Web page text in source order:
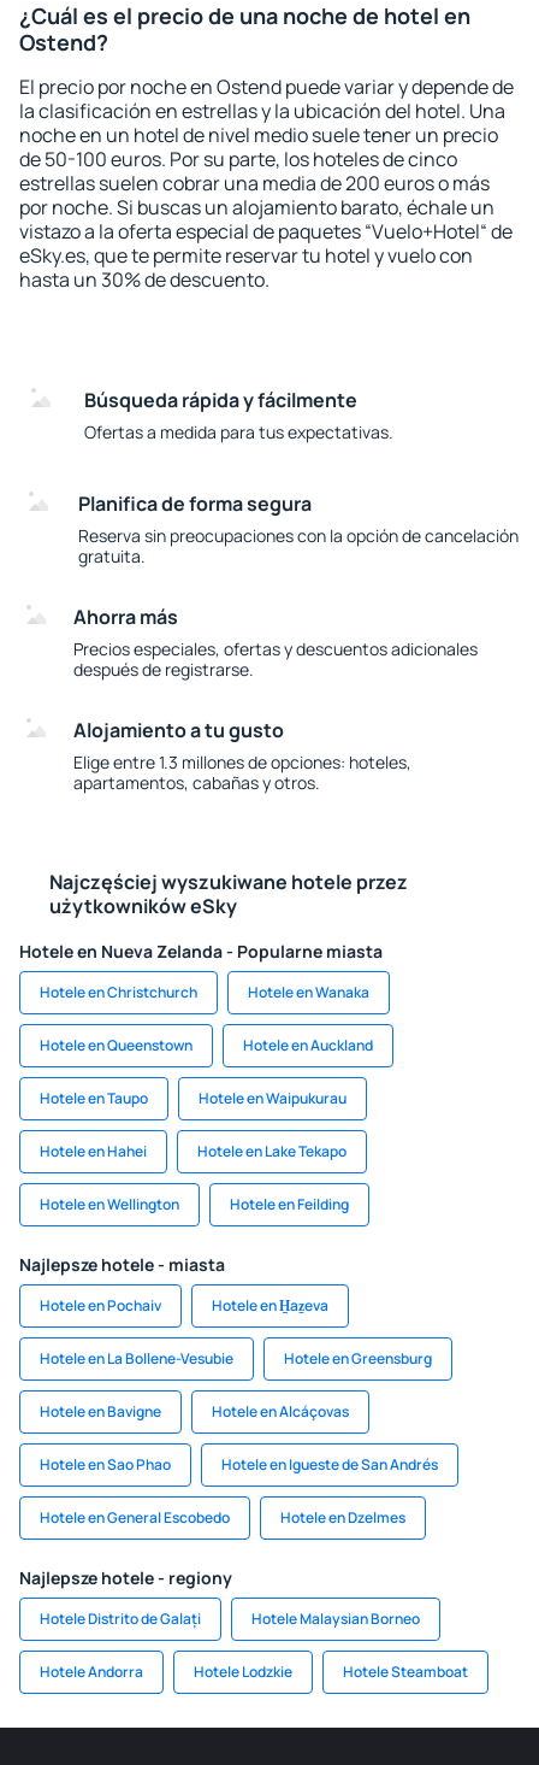
¿Cuál es el precio de una noche de hotel en
Ostend?
El precio por noche en Ostend puede variar y depende de
la clasificación en estrellas y la ubicación del hotel. Una
noche en un hotel de nivel medio suele tener un precio
de 50-100 euros. Por su parte, los hoteles de cinco
estrellas suelen cobrar una media de 200 euros o más
por noche. Si buscas un alojamiento barato, échale un
vistazo a la oferta especial de paquetes “Vuelo+Hotel“ de
eSky.es, que te permite reservar tu hotel y vuelo con
hasta un 30% de descuento.
Búsqueda rápida y fácilmente
Ofertas a medida para tus expectativas.
Planifica de forma segura
Reserva sin preocupaciones con la opción de cancelación
gratuita.
Ahorra más
Precios especiales, ofertas y descuentos adicionales
después de registrarse.
Alojamiento a tu gusto
Elige entre 1.3 millones de opciones: hoteles,
apartamentos, cabañas y otros.
Najczęściej wyszukiwane hotele przez
użytkowników eSky
Hotele en Nueva Zelanda - Popularne miasta
Hotele en Christchurch Hotele en Wanaka
Hotele en Queenstown Hotele en Auckland
Hotele en Taupo Hotele en Waipukurau
Hotele en Hahei Hotele en Lake Tekapo
Hotele en Wellington Hotele en Feilding
Najlepsze hotele - miasta
Hotele en Pochaiv Hotele en H̱aẕeva
Hotele en La Bollene-Vesubie Hotele en Greensburg
Hotele en Bavigne Hotele en Alcáçovas
Hotele en Sao Phao Hotele en Igueste de San Andrés
Hotele en General Escobedo Hotele en Dzelmes
Najlepsze hotele - regiony
Hotele Distrito de Galați Hotele Malaysian Borneo
Hotele Andorra Hotele Lodzkie Hotele Steamboat